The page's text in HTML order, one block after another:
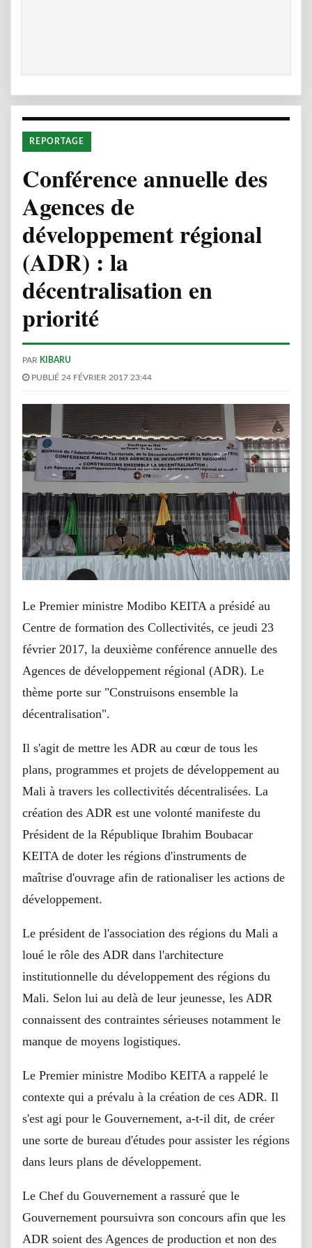
REPORTAGE
Conférence annuelle des
Agences de
développement régional
(ADR) : la
décentralisation en
priorité
PAR KIBARU
PUBLIÉ 24 FÉVRIER 2017 23:44
Le Premier ministre Modibo KEITA a présidé au
Centre de formation des Collectivités, ce jeudi 23
février 2017, la deuxième conférence annuelle des
Agences de développement régional (ADR). Le
thème porte sur "Construisons ensemble la
décentralisation".
Il s'agit de mettre les ADR au cœur de tous les
plans, programmes et projets de développement au
Mali à travers les collectivités décentralisées. La
création des ADR est une volonté manifeste du
Président de la République Ibrahim Boubacar
KEITA de doter les régions d'instruments de
maîtrise d'ouvrage afin de rationaliser les actions de
développement.
Le président de l'association des régions du Mali a
loué le rôle des ADR dans l'architecture
institutionnelle du développement des régions du
Mali. Selon lui au delà de leur jeunesse, les ADR
connaissent des contraintes sérieuses notamment le
manque de moyens logistiques.
Le Premier ministre Modibo KEITA a rappelé le
contexte qui a prévalu à la création de ces ADR. Il
s'est agi pour le Gouvernement, a-t-il dit, de créer
une sorte de bureau d'études pour assister les régions
dans leurs plans de développement.
Le Chef du Gouvernement a rassuré que le
Gouvernement poursuivra son concours afin que les
ADR soient des Agences de production et non des